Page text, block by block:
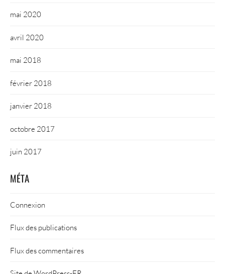
mai 2020
avril 2020
mai 2018
février 2018
janvier 2018
octobre 2017
juin 2017
MÉTA
Connexion
Flux des publications
Flux des commentaires